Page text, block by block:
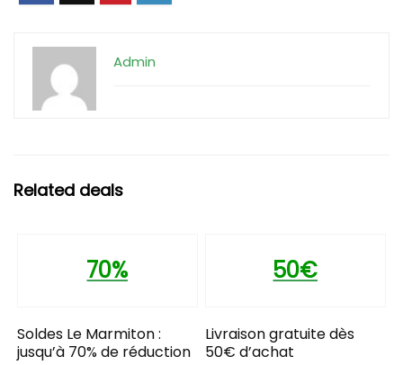
Admin
Related deals
70%
Soldes Le Marmiton :
jusqu’à 70% de réduction
50€
Livraison gratuite dès
50€ d’achat